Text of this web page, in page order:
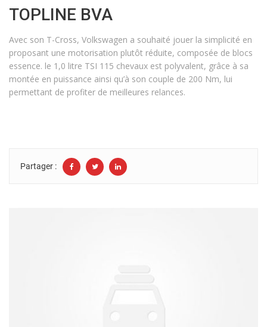
TOPLINE BVA
Avec son T-Cross, Volkswagen a souhaité jouer la simplicité en
proposant une motorisation plutôt réduite, composée de blocs
essence. le 1,0 litre TSI 115 chevaux est polyvalent, grâce à sa
montée en puissance ainsi qu’à son couple de 200 Nm, lui
permettant de profiter de meilleures relances.
Partager :